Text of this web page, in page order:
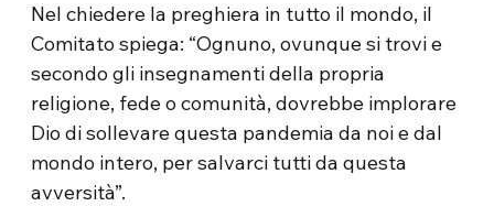
Nel chiedere la preghiera in tutto il mondo, il
Comitato spiega: “Ognuno, ovunque si trovi e
secondo gli insegnamenti della propria
religione, fede o comunità, dovrebbe implorare
Dio di sollevare questa pandemia da noi e dal
mondo intero, per salvarci tutti da questa
avversità”.